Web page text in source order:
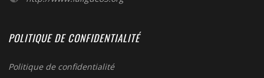
POLITIQUE DE CONFIDENTIALITÉ
Politique de confidentialité